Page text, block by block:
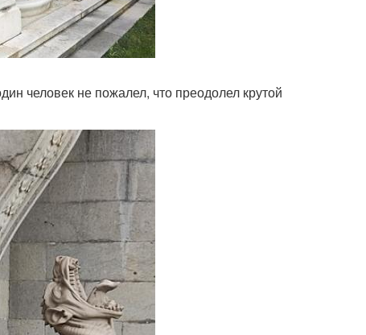
человек не пожалел, что преодолел крутой